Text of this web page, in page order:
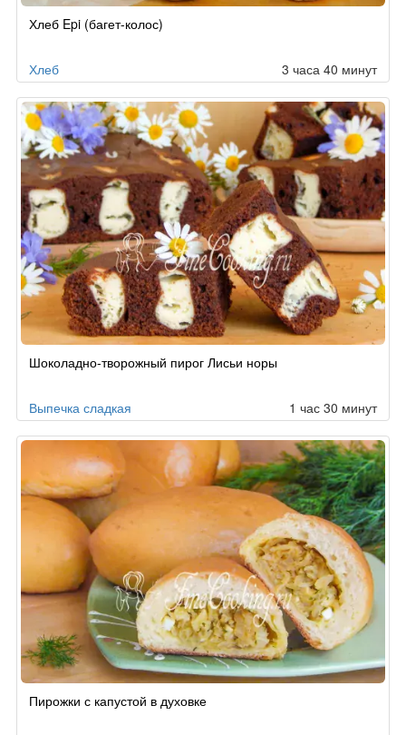
Хлеб Epi (багет-колос)
Хлеб 3 часа 40 минут
Шоколадно-творожный пирог Лисьи норы
Выпечка сладкая 1 час 30 минут
Пирожки с капустой в духовке